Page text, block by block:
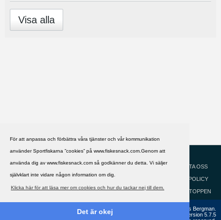
För att anpassa och förbättra våra tjänster och vår kommunikation
använder Sportfiskarna ”cookies” på www.fiskesnack.com.Genom att
använda dig av www.fiskesnack.com så godkänner du detta. Vi säljer
självklart inte vidare någon information om dig.
Klicka här för att läsa mer om cookies och hur du tackar nej till dem.
Det är okej
Visa alla
HJÄLP
KONTAKTA OSS
COOKIEPOLICY
GÅ TILL TOPPEN
Copyright ©2002 - 2021, FiskeSnack.com. Grundad 2002 av Anders Bergman.
Version 5.7.5